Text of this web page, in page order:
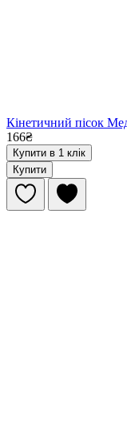
Кінетичний пісок
166₴
Купити в 1 клік
Купити